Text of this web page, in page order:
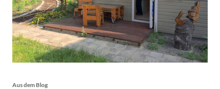
Aus dem Blog